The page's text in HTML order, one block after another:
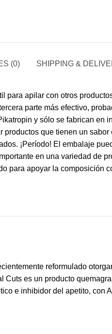
(0) SHIPPING &
para apilar con otros
parte más efectivo,
y sólo se fabrican en
que tienen un
¡Período! El embalaje
en una variedad de
para apoyar la composición